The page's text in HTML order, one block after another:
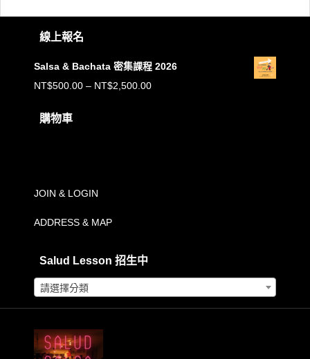
線上報名
Salsa & Bachata 密集課程 2026
NT$500.00 – NT$2,500.00價
購物車
JOIN & LOGIN
ADDRESS & MAP
Salud Lesson 招生中
請選擇分類